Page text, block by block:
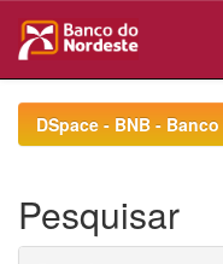
navigationDSpace - BNB -
Pesquisar